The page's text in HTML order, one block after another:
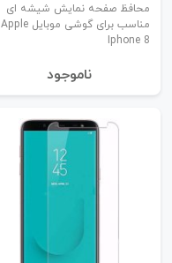
محافظ صفحه نمایش شیشه ای
مناسب برای گوشی موبایل Apple
Iphone 8
نا‌موجود